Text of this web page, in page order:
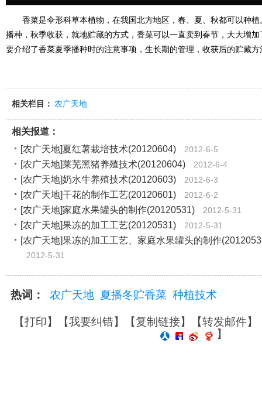
香菜是伞形科草本植物，在我国北方地区，春、夏、秋都可以种植
播种，秋季收获，就地贮藏的方式，香菜可以一直卖到春节，大大增
要介绍了香菜夏季播种时的注意事项，生长期的管理，收获后的贮藏
相关栏目： 农广天地
相关报道：
[农广天地]夏红薯栽培技术(20120604)
2012-6-5
[农广天地]莱芜黑猪养殖技术(20120604) 2012-6-4
[农广天地]奶水牛养殖技术(20120603) 2012-6-3
[农广天地]干花的制作工艺(20120601) 2012-6-2
[农广天地]家庭水果罐头的制作(20120531) 2012-5-31
[农广天地]果冻的加工工艺(20120531) 2012-5-31
[农广天地]果冻的加工工艺、家庭水果罐头的制作
2012-5-31
热词： 农广天地 夏播冬贮香菜 种植技术
【打印】【我要纠错】【复制链接】【转发邮件】
】